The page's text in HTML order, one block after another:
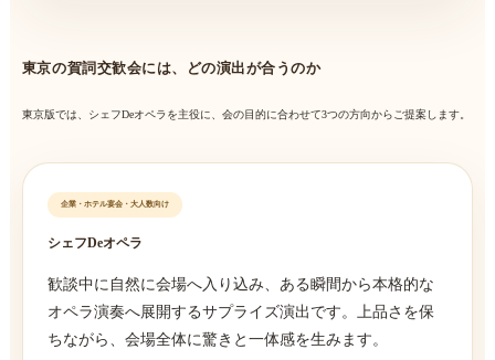
東京の賀詞交歓会には、どの演出が合うのか
東京版では、シェフDeオペラを主役に、会の目的に合わせて3つの方向からご提案します。
企業・ホテル宴会・大人数向け
シェフDeオペラ
歓談中に自然に会場へ入り込み、ある瞬間から本格的な
オペラ演奏へ展開するサプライズ演出です。上品さを保
ちながら、会場全体に驚きと一体感を生みます。